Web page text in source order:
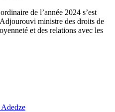
de l’année 2024 s’est
ministre des droits de
et des relations avec les